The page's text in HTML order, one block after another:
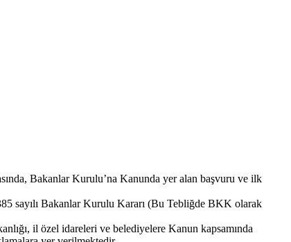
Bakanlar Kurulu’na Kanunda yer alan başvuru ve ilk
sayılı Bakanlar Kurulu Kararı (Bu Tebliğde BKK olarak
il özel idareleri ve belediyelere Kanun kapsamında